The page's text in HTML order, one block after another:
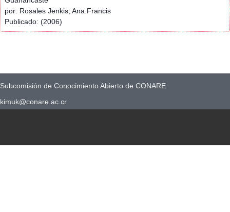
por: Rosales Jenkis, Ana Francis
Publicado: (2006)
Subcomisión de Conocimiento Abierto de CONARE
kimuk@conare.ac.cr